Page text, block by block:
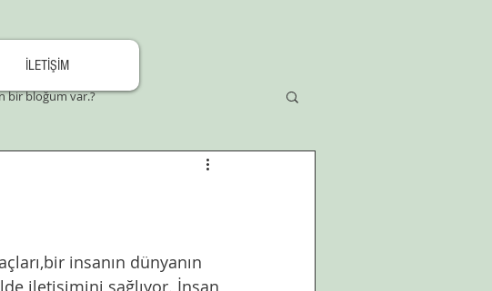
İLETİŞİM
bir bloğum var.?
insanın dünyanın
iletişimini sağlıyor. İnsan